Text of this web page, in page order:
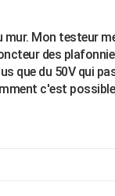
Mon testeur
des
que du 50V qui
c'est